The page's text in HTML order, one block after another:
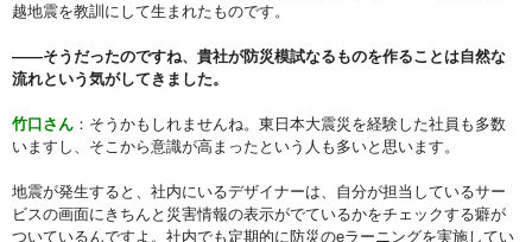
越地震を教訓にして生まれたものです。
――そうだったのですね、貴社が防災模試なるものを作ることは自然な
流れという気がしてきました。
竹口さん ：そうかもしれませんね。東日本大震災を経験した社員も多数
いますし、そこから意識が高まったという人も多いと思います。
地震が発生すると、社内にいるデザイナーは、自分が担当しているサー
ビスの画面にきちんと災害情報の表示がでているかをチェックする癖が
ついているんですよ。社内でも定期的に防災のeラーニングを実施してい